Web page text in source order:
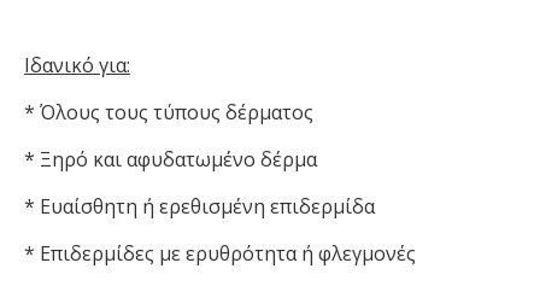
Ιδανικό για:
* Όλους τους τύπους δέρματος
* Ξηρό και αφυδατωμένο δέρμα
* Ευαίσθητη ή ερεθισμένη επιδερμίδα
* Επιδερμίδες με ερυθρότητα ή φλεγμονές